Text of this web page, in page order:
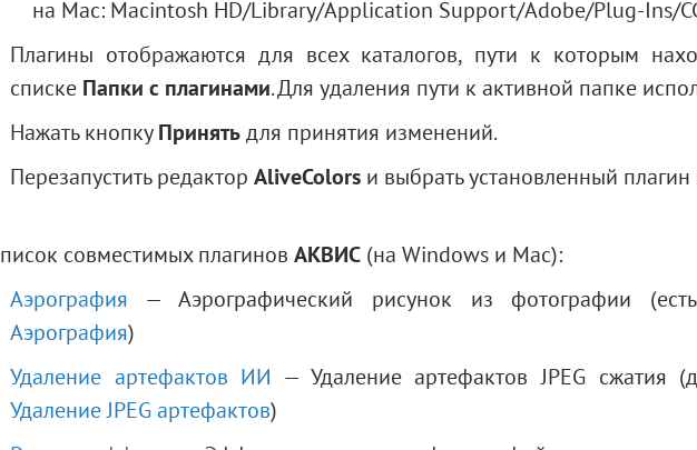
на Mac: Macintosh HD/Library/Application Support/Adobe/Plug-Ins/
Плагины отображаются для всех каталогов, пути к которым
списке Папки с плагинами. Для удаления пути к активной папке
Нажать кнопкуПринятьдля принятия изменений.
Перезапустить редактор AliveColors и выбрать установленный
совместимых плагинов АКВИС (на Windows и Mac):
Аэрография — Аэрографический рисунок из фотографии
Аэрография)
Удаление артефактов ИИ — Удаление артефактов JPEG сжатия
Удаление JPEG артефактов)